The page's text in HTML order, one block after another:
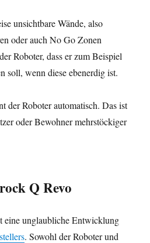
unsichtbare Wände, also
oder auch No Go Zonen
Roboter, dass er zum Beispiel
soll, wenn diese ebenerdig ist.
der Roboter automatisch. Das ist
oder Bewohner mehrstöckiger
Q Revo
eine unglaubliche Entwicklung
. Sowohl der Roboter und